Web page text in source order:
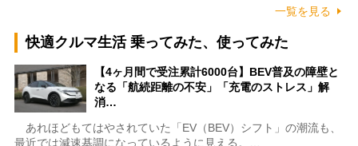
一覧を見る
快適クルマ生活 乗ってみた、使ってみた
【4ヶ月間で受注累計6000台】BEV普及の障壁と
なる「航続距離の不安」「充電のストレス」解
消…
あれほどもてはやされていた「EV（BEV）シフト」の潮流も、
最近では減速基調になっているように見える。…